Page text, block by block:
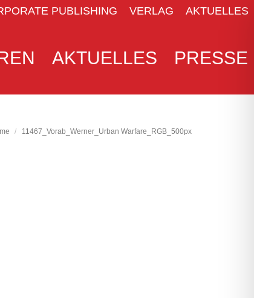
PUBLISHING VERLAG AKTUELLES
AKTUELLES PRESSE
are here:11467_Vorab_Werner_Urban Warfare_RGB_500px